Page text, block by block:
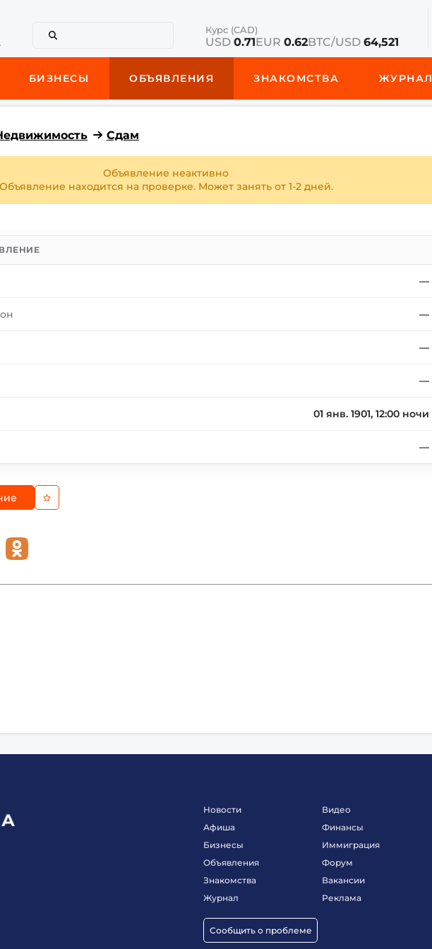
Курс (CAD)
USD 0.71EUR 0.62BTC/USD 64,521
БИЗНЕСЫ ОБЪЯВЛЕНИЯ ЗНАКОМСТВА ЖУРНАЛ
Сдам
Объявление неактивно
Объявление находится на проверке. Может занять от 1-2 дней.
—
—
—
—
01 янв. 1901, 12:00 ночи
—
Новости
Афиша
Бизнесы
Объявления
Знакомства
Журнал
Сообщить о проблеме
Видео
Финансы
Иммиграция
Форум
Вакансии
Реклама